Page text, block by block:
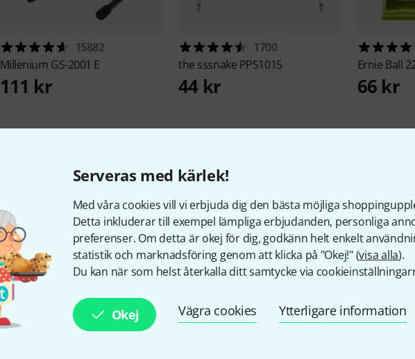
Serveras med kärlek!
Med våra cookies vill vi erbjuda dig den bästa möjliga
Detta inkluderar till exempel lämpliga erbjudanden, personliga
preferenser. Om detta är okej för dig, godkänn helt enkelt
statistik och marknadsföring genom att klicka på "Okej!" (visa alla).
Du kan när som helst återkalla ditt samtycke via
Okej Vägra cookies Ytterligare information
15882
Millenium GS-2001 E
111 kr
1700
the sssnake PPS1015
44 kr
Ernie Ball
66 kr
60Kundbetyg
FUNKTIONER